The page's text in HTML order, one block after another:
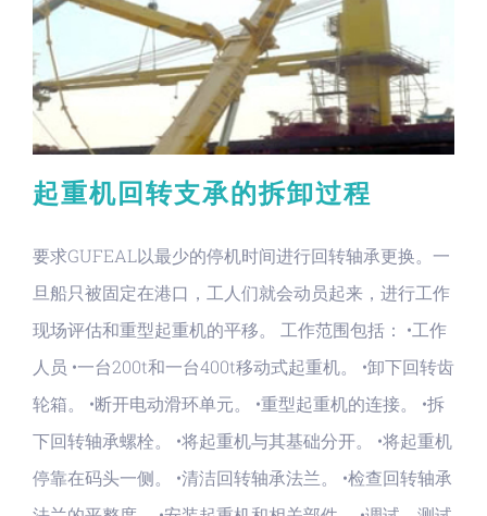
起重机回转支承的拆卸过程
要求GUFEAL以最少的停机时间进行回转轴承更换。一
旦船只被固定在港口，工人们就会动员起来，进行工作
现场评估和重型起重机的平移。 工作范围包括： •工作
人员 •一台200t和一台400t移动式起重机。 •卸下回转齿
轮箱。 •断开电动滑环单元。 •重型起重机的连接。 •拆
下回转轴承螺栓。 •将起重机与其基础分开。 •将起重机
停靠在码头一侧。 •清洁回转轴承法兰。 •检查回转轴承